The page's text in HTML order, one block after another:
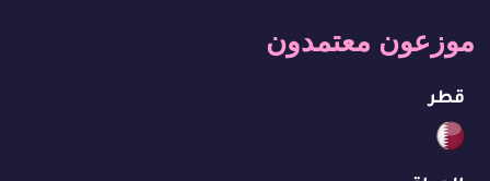
موزعون معتمدون
قطر